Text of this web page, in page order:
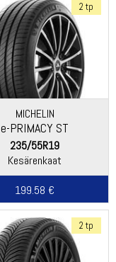
2 tp
MICHELIN
e-PRIMACY ST
235/55R19
Kesärenkaat
199.58 €
2 tp